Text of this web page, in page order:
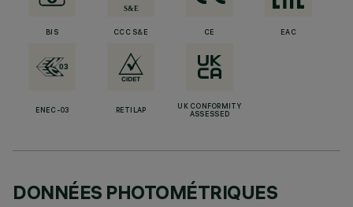
BIS CCC S&E CE EAC
ENEC-03 RETILAP
UK CONFORMITY
ASSESSED
DONNÉES PHOTOMÉTRIQUES